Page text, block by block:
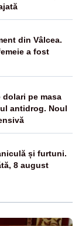
din Vâlcea.
a fost
dolari pe masa
antidrog. Noul
și furtuni.
8 august